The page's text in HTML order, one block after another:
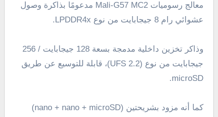
معالج رسوميات Mali-G57 MC2 مدعومًا بذاكرة وصول
عشوائي رام 8 جيجابايت من نوع LPDDR4x.
وذاكر تخزين داخلية مدمجة بسعة 128 جيجابايت / 256
جيجابايت من نوع (UFS 2.2)، قابلة للتوسيع عن طريق
microSD.
كما أنه مزود بشريحتين (nano + nano + microSD)